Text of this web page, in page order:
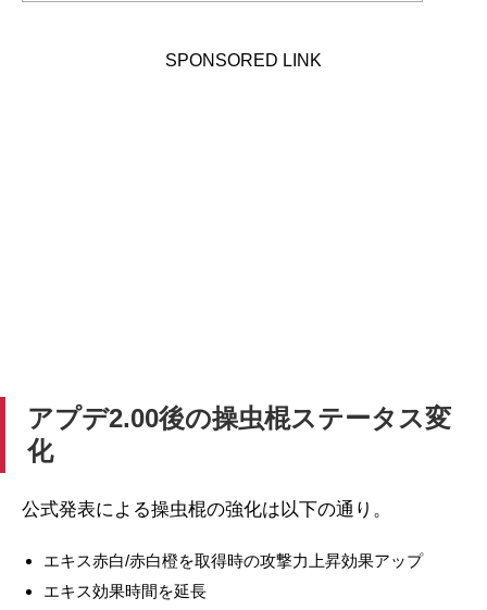
SPONSORED LINK
アプデ2.00後の操虫棍ステータス変
化
公式発表による操虫棍の強化は以下の通り。
エキス赤白/赤白橙を取得時の攻撃力上昇効果アップ
エキス効果時間を延長